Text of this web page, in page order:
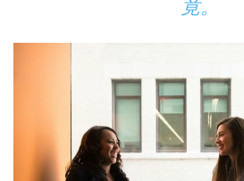
竟。